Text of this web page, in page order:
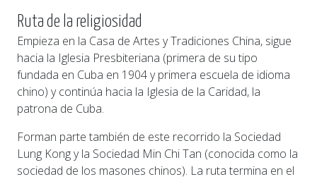
Ruta de la religiosidad
Empieza en la Casa de Artes y Tradiciones China, sigue
hacia la Iglesia Presbiteriana (primera de su tipo
fundada en Cuba en 1904 y primera escuela de idioma
chino) y continúa hacia la Iglesia de la Caridad, la
patrona de Cuba.
Forman parte también de este recorrido la Sociedad
Lung Kong y la Sociedad Min Chi Tan (conocida como la
sociedad de los masones chinos). La ruta termina en el